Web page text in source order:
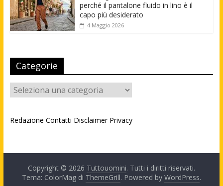
perché il pantalone fluido in lino è il
capo più desiderato
4 Maggio 2026
Categorie
Categorie
Redazione Contatti Disclaimer Privacy
Copyright © 2026 Tuttouomini. Tutti i diritti riservati.
Tema: ColorMag di ThemeGrill. Powered by WordPress.